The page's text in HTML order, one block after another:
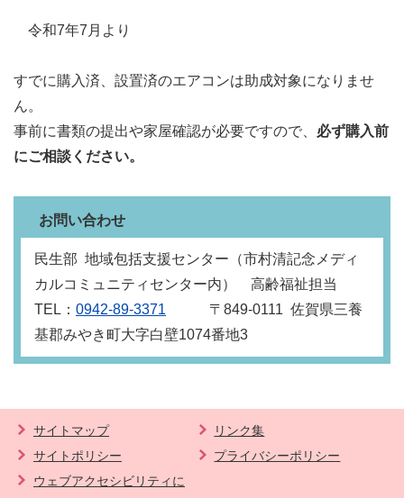
令和7年7月より
すでに購入済、設置済のエアコンは助成対象になりませ
ん。
事前に書類の提出や家屋確認が必要ですので、 必ず購入前
にご相談ください。
お問い合わせ
民生部 地域包括支援センター（市村清記念メディ
カルコミュニティセンター内） 高齢福祉担当
TEL： 0942-89-3371 〒849‐0111 佐賀県三養
基郡みやき町大字白壁1074番地3
サイトマップ
リンク集
サイトポリシー
プライバシーポリシー
ウェブアクセシビリティに